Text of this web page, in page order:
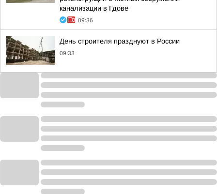
канализации в Гдове
09:36
День строителя празднуют в России
09:33